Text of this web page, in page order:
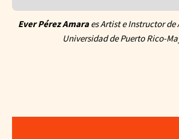
Ever Pérez Amaraes Artist e Instructor de
Universidad de Puerto Rico-